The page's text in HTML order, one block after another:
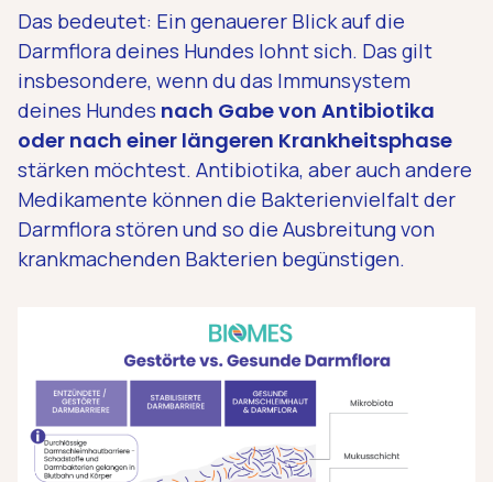
Das bedeutet: Ein genauerer Blick auf die
Darmflora deines Hundes lohnt sich. Das gilt
insbesondere, wenn du das Immunsystem
deines Hundes nach Gabe von Antibiotika
oder nach einer längeren Krankheitsphase
stärken möchtest. Antibiotika, aber auch andere
Medikamente können die Bakterienvielfalt der
Darmflora stören und so die Ausbreitung von
krankmachenden Bakterien begünstigen.